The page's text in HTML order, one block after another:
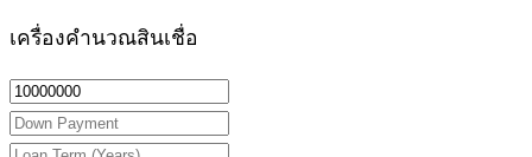
เครื่องคำนวณสินเชื่อ